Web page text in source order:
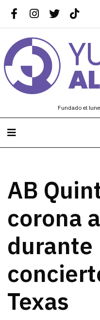
Fundado el
AB
corona
durante
Texas